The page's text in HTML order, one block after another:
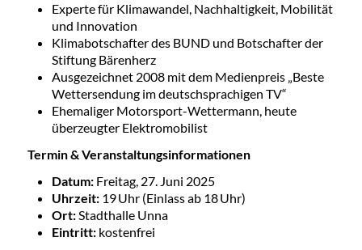
Experte für Klimawandel, Nachhaltigkeit, Mobilität
und Innovation
Klimabotschafter des BUND und Botschafter der
Stiftung Bärenherz
Ausgezeichnet 2008 mit dem Medienpreis „Beste
Wettersendung im deutschsprachigen TV“
Ehemaliger Motorsport-Wettermann, heute
überzeugter Elektromobilist
Termin & Veranstaltungsinformationen
Datum:Freitag, 27. Juni 2025
Uhrzeit:19 Uhr (Einlass ab 18 Uhr)
Ort:Stadthalle Unna
Eintritt:kostenfrei